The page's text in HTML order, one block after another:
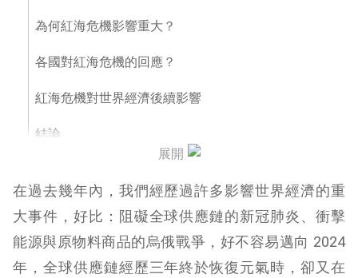
為何紅海危機影響重大？
各國對紅海危機的回應？
紅海危機對世界經濟後續影響
結論
展開
在過去幾年內，我們經歷過許多影響世界經濟的重
大事件，好比：阻礙全球供應鏈的新冠肺炎、衝擊
能源與原物料商品的烏俄戰爭，好不容易邁向 2024
年，全球供應鏈經歷三年終於恢復元氣時，卻又在